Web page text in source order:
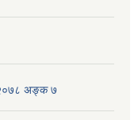
२०७८ अङ्क ७